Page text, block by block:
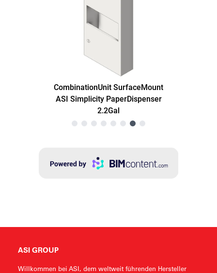
ASI GROUP
Willkommen bei ASI, dem weltweit führenden Hersteller